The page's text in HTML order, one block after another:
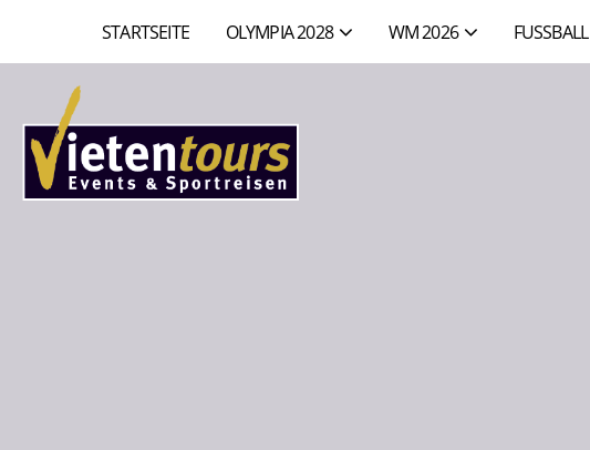
STARTSEITE OLYMPIA 2028 WM 2026 FUSSBALL